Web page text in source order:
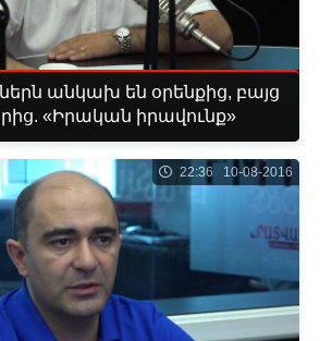
անկախ են օրենքից, բայց
«Իրական իրավունք»
22:36 10-08-2016